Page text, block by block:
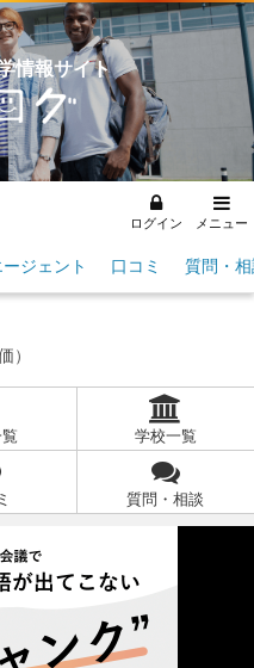
情報サイト
ログイン メニュー
ージェント 口コミ 質問・
学校一覧
質問・相談